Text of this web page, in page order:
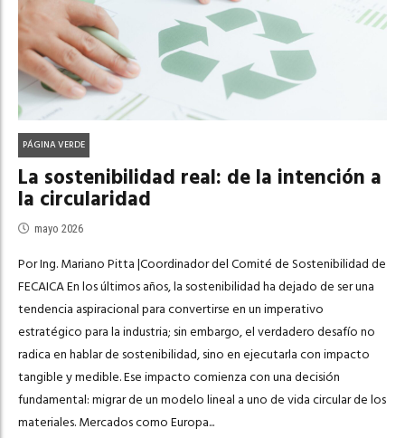
PÁGINA VERDE
La sostenibilidad real: de la intención a
la circularidad
mayo 2026
Por Ing. Mariano Pitta |Coordinador del Comité de Sostenibilidad de
FECAICA En los últimos años, la sostenibilidad ha dejado de ser una
tendencia aspiracional para convertirse en un imperativo
estratégico para la industria; sin embargo, el verdadero desafío no
radica en hablar de sostenibilidad, sino en ejecutarla con impacto
tangible y medible. Ese impacto comienza con una decisión
fundamental: migrar de un modelo lineal a uno de vida circular de los
materiales. Mercados como Europa...